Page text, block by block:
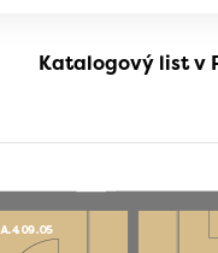
Katalogový list v